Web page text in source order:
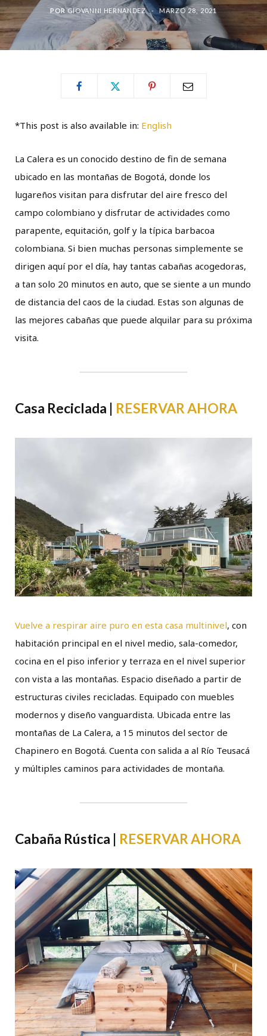
POR GIOVANNI HERNANDEZ MARZO 28, 2021
*This post is also available in: English
La Calera es un conocido destino de fin de semana
ubicado en las montañas de Bogotá, donde los
lugareños visitan para disfrutar del aire fresco del
campo colombiano y disfrutar de actividades como
parapente, equitación, golf y la típica barbacoa
colombiana. Si bien muchas personas simplemente se
dirigen aquí por el día, hay tantas cabañas acogedoras,
a tan solo 20 minutos en auto, que se siente a un mundo
de distancia del caos de la ciudad. Estas son algunas de
las mejores cabañas que puede alquilar para su próxima
visita.
Casa Reciclada | RESERVAR AHORA
Vuelve a respirar aire puro en esta casa multinivel, con
habitación principal en el nivel medio, sala-comedor,
cocina en el piso inferior y terraza en el nivel superior
con vista a las montañas. Espacio diseñado a partir de
estructuras civiles recicladas. Equipado con muebles
modernos y diseño vanguardista. Ubicada entre las
montañas de La Calera, a 15 minutos del sector de
Chapinero en Bogotá. Cuenta con salida a al Río Teusacá
y múltiples caminos para actividades de montaña.
Cabaña Rústica | RESERVAR AHORA